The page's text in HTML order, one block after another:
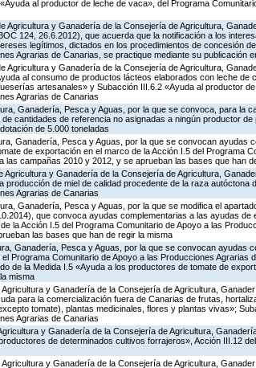
al productor de leche de vaca», del Programa
Agricultura y Ganadería de la Consejería de Agricultura,
124, 26.6.2012), que acuerda que la notificación a los
legítimos, dictados en los procedimientos de concesión
Agrarias de Canarias, se practique mediante su publicación
Agricultura y Ganadería de la Consejería de Agricultura,
al consumo de productos lácteos elaborados con leche de
artesanales» y Subacción III.6.2 «Ayuda al productor
Agrarias de Canarias
Ganadería, Pesca y Aguas, por la que se convoca, para la
cantidades de referencia no asignadas a ningún productor
de 5.000 toneladas
Ganadería, Pesca y Aguas, por la que se convocan ayudas
de exportación en el marco de la Acción I.5 del Programa
las campañas 2010 y 2012, y se aprueban las bases que han
Agricultura y Ganadería de la Consejería de Agricultura,
de miel de calidad procedente de la raza autóctona
Agrarias de Canarias
Ganadería, Pesca y Aguas, por la que se modifica el
que convoca ayudas complementarias a las ayudas de
la Acción I.5 del Programa Comunitario de Apoyo a las
las bases que han de regir la misma
Ganadería, Pesca y Aguas, por la que se convocan ayudas
Programa Comunitario de Apoyo a las Producciones Agrarias
de la Medida I.5 «Ayuda a los productores de tomate de
misma
y Ganadería de la Consejería de Agricultura,
para la comercialización fuera de Canarias de frutas,
tomate), plantas medicinales, flores y plantas vivas»;
Agrarias de Canarias
y Ganadería de la Consejería de Agricultura,
de determinados cultivos forrajeros», Acción III.12
y Ganadería de la Consejería de Agricultura,